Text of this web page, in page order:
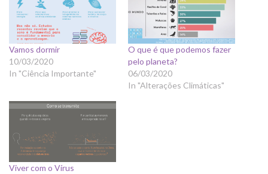
Vamos dormir
10/03/2020
In "Ciência Importante"
O que é que podemos fazer
pelo planeta?
06/03/2020
In "Alterações Climáticas"
Viver com o Vírus